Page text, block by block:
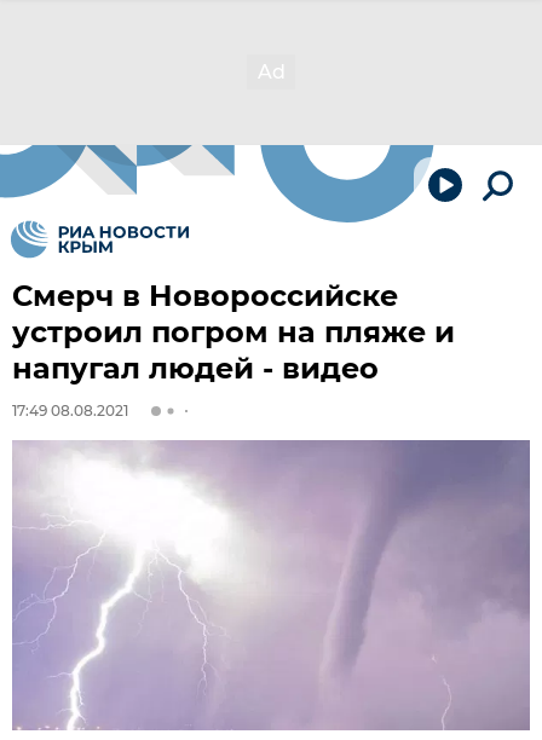
Смерч в Новороссийске
устроил погром на пляже и
напугал людей - видео
17:49 08.08.2021